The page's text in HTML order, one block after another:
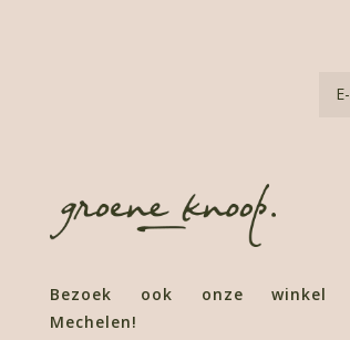
Bezoek ook onze winkel
Mechelen!